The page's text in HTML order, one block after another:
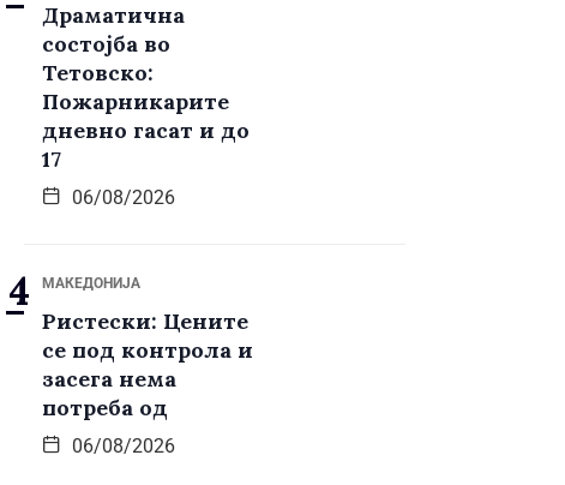
Драматична
состојба во
Тетовско:
Пожарникарите
дневно гасат и до
17
06/08/2026
МАКЕДОНИЈА
Ристески: Цените
се под контрола и
засега нема
потреба од
06/08/2026